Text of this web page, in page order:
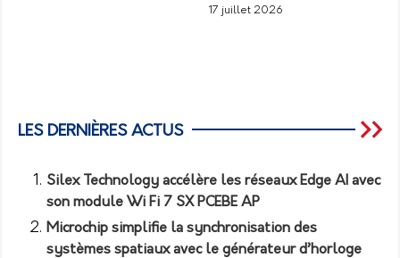
17 juillet 2026
LES DERNIÈRES ACTUS
Silex Technology accélère les réseaux Edge AI avec
son module Wi Fi 7 SX PCEBE AP
Microchip simplifie la synchronisation des
systèmes spatiaux avec le générateur d’horloge